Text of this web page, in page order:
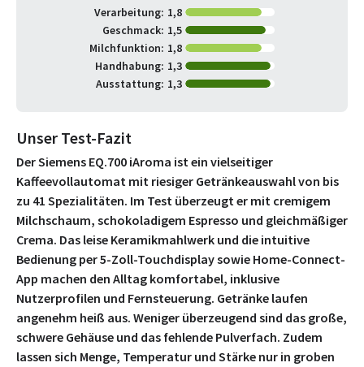
Verarbeitung: 1,8
Geschmack: 1,5
Milchfunktion: 1,8
Handhabung: 1,3
Ausstattung: 1,3
Unser Test-Fazit
Der Siemens EQ.700 iAroma ist ein vielseitiger
Kaffeevollautomat mit riesiger Getränkeauswahl von bis
zu 41 Spezialitäten. Im Test überzeugt er mit cremigem
Milchschaum, schokoladigem Espresso und gleichmäßiger
Crema. Das leise Keramikmahlwerk und die intuitive
Bedienung per 5-Zoll-Touchdisplay sowie Home-Connect-
App machen den Alltag komfortabel, inklusive
Nutzerprofilen und Fernsteuerung. Getränke laufen
angenehm heiß aus. Weniger überzeugend sind das große,
schwere Gehäuse und das fehlende Pulverfach. Zudem
lassen sich Menge, Temperatur und Stärke nur in groben